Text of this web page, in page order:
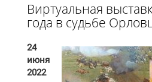
Виртуальная
года в судьбе
24
июня
2022